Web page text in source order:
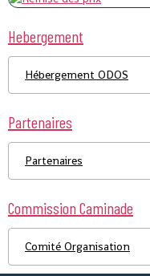
Hebergement
Hébergement ODOS
Partenaires
Partenaires
Commission Caminade
Comité Organisation